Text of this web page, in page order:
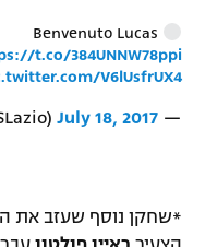
Benvenuto Lucas
t.co/384UNNW78ppi
V6lUsfrUX4
— S.S.Lazio (@OfficialSSLazio)
July 18, 2017
*שחקן נוסף שעזב את